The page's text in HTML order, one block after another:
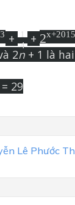
3 + 1
4
14+ 2x+2015
2n + 1 là
29
Lê Phước